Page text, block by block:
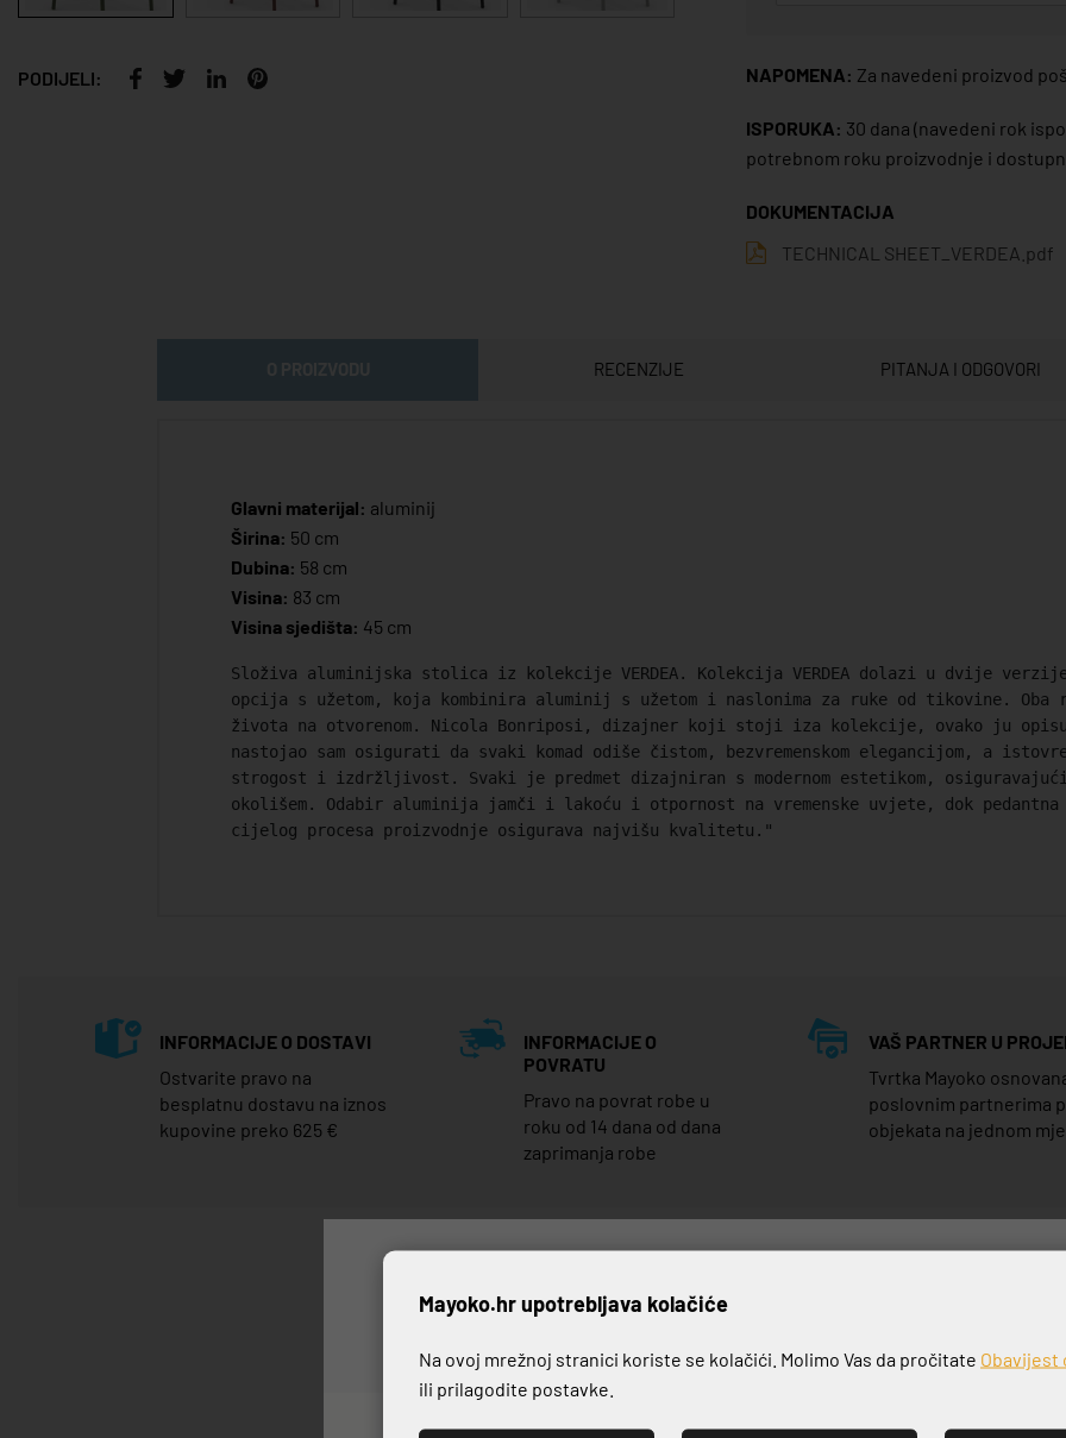
PODIJELI: NAPOMENA: Za navedeni proizvod
ISPORUKA: 30 dana (navedeni rok
potrebnom roku proizvodnje i
DOKUMENTACIJA
TECHNICAL SHEET_VERDEA.pdf
RECENZIJE PITANJA I ODGOVORI
Glavni materijal: aluminij
Širina: 50 cm
Dubina: 58 cm
Visina: 83 cm
Visina sjedišta: 45 cm
Složiva aluminijska stolica iz kolekcije VERDEA.‎ Kolekcija VERDEA dolazi u dvije
opcija s užetom, koja kombinira aluminij s užetom i naslonima za ruke od tikovine.‎
života na otvorenom.‎ Nicola Bonriposi, dizajner koji stoji iza kolekcije, ovako ju
nastojao sam osigurati da svaki komad odiše čistom, bezvremenskom elegancijom, a
strogost i izdržljivost.‎ Svaki je predmet dizajniran s modernom estetikom,
okolišem.‎ Odabir aluminija jamči i lakoću i otpornost na vremenske uvjete, dok
cijelog procesa proizvodnje osigurava najvišu kvalitetu."
INFORMACIJE O DOSTAVI
Ostvarite pravo na
besplatnu dostavu na iznos
kupovine preko 625 €
INFORMACIJE O
POVRATU
Pravo na povrat robe u
roku od 14 dana od dana
zaprimanja robe
VAŠ PARTNER U
Tvrtka Mayoko
poslovnim partnerima
objekata na jednom
VRHUNSKA KVALITETA PROIZVODA
Prijavite se na naš
Mayoko.hr upotrebljava kolačiće
Na ovoj mrežnoj stranici koriste se kolačići. Molimo Vas da pročitate Obavijest
ili prilagodite postavke.